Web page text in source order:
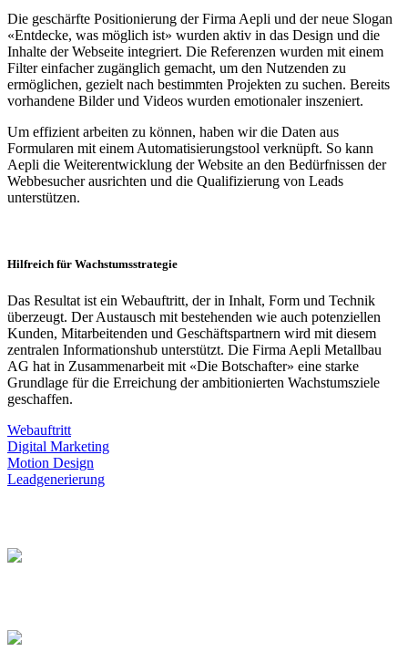
Die geschärfte Positionierung der Firma Aepli und der neue Slogan
«Entdecke, was möglich ist» wurden aktiv in das Design und die
Inhalte der Webseite integriert. Die Referenzen wurden mit einem
Filter einfacher zugänglich gemacht, um den Nutzenden zu
ermöglichen, gezielt nach bestimmten Projekten zu suchen. Bereits
vorhandene Bilder und Videos wurden emotionaler inszeniert.
Um effizient arbeiten zu können, haben wir die Daten aus
Formularen mit einem Automatisierungstool verknüpft. So kann
Aepli die Weiterentwicklung der Website an den Bedürfnissen der
Webbesucher ausrichten und die Qualifizierung von Leads
unterstützen.
Hilfreich für Wachstumsstrategie
Das Resultat ist ein Webauftritt, der in Inhalt, Form und Technik
überzeugt. Der Austausch mit bestehenden wie auch potenziellen
Kunden, Mitarbeitenden und Geschäftspartnern wird mit diesem
zentralen Informationshub unterstützt. Die Firma Aepli Metallbau
AG hat in Zusammenarbeit mit «Die Botschafter» eine starke
Grundlage für die Erreichung der ambitionierten Wachstumsziele
geschaffen.
Webauftritt
Digital Marketing
Motion Design
Leadgenerierung